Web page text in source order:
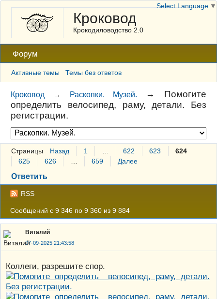
Кроковод
Крокодиловодство 2.0
Форум
Активные темы Темы без ответов
Кроковод → Раскопки. Музей. → Помогите
определить велосипед, раму, детали. Без
регистрации.
Страницы Назад 1 622 623
624
625
626 659 Далее
Ответить
RSS
Сообщений с 9 346 по 9 360 из 9 884
Виталий
07-09-2025 21:43:58
Коллеги, разрешите спор.
Select Language ▼